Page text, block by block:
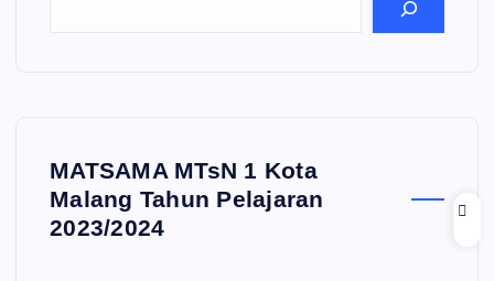
MATSAMA MTsN 1 Kota
Malang Tahun Pelajaran
2023/2024